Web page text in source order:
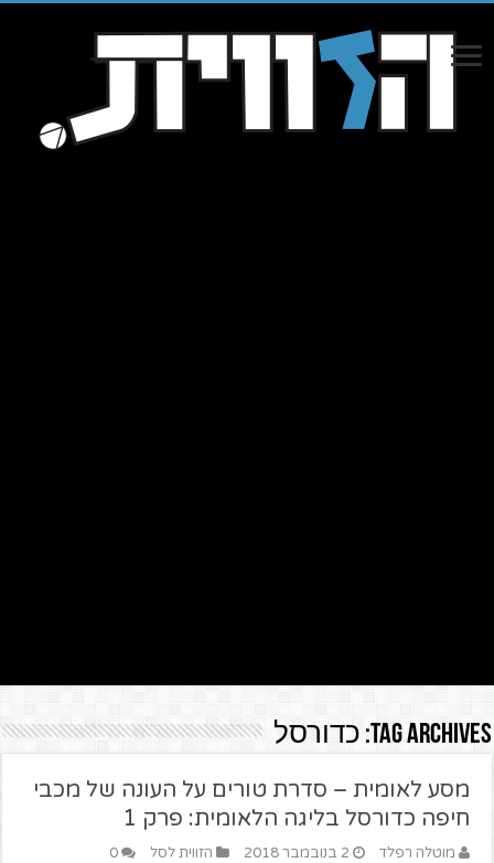
Tag Archives: כדורסל
מסע לאומית – סדרת טורים על העונה של מכבי
חיפה כדורסל בליגה הלאומית: פרק 1
מוטלה רפלד 2 בנובמבר 2018 הזווית לסל 0